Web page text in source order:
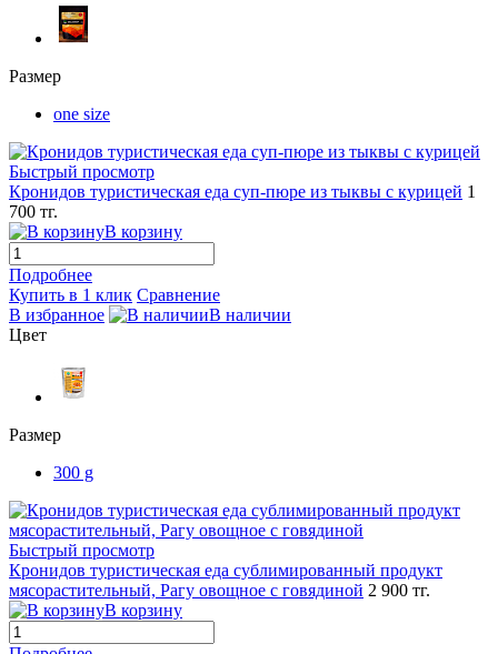
Размер
one size
Быстрый просмотр
Кронидов туристическая еда суп-пюре из тыквы с курицей 1
700 тг.
В корзину
Подробнее
Купить в 1 клик Сравнение
В избранное
В наличии
Цвет
Размер
300 g
Быстрый просмотр
Кронидов туристическая еда сублимированный продукт
мясорастительный, Рагу овощное с говядиной 2 900 тг.
В корзину